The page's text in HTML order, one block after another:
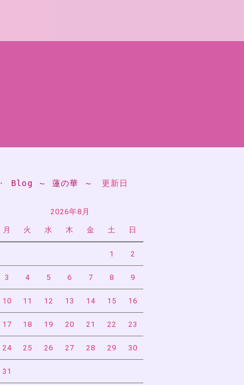
・ Blog ～ 蓮の華 ～ 更新日
2026年8月
月 火 水 木 金 土 日
1 2
3 4 5 6 7 8 9
10 11 12 13 14 15 16
17 18 19 20 21 22 23
24 25 26 27 28 29 30
31